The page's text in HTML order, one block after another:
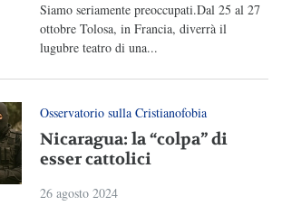
Siamo seriamente preoccupati.Dal 25 al 27
ottobre Tolosa, in Francia, diverrà il
lugubre teatro di una...
Osservatorio sulla Cristianofobia
Nicaragua: la “colpa” di
esser cattolici
26 agosto 2024